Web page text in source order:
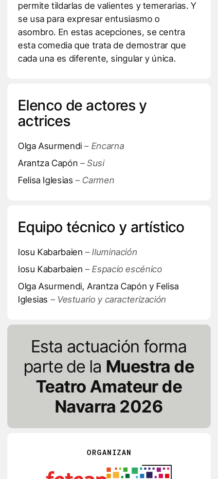
permite tildarlas de valientes y temerarias. Y
se usa para expresar entusiasmo o
asombro. En estas acepciones, se centra
esta comedia que trata de demostrar que
cada una es diferente, singular y única.
Elenco de actores y
actrices
Olga Asurmendi – Encarna
Arantza Capón – Susi
Felisa Iglesias – Carmen
Equipo técnico y artístico
Iosu Kabarbaien – Iluminación
Iosu Kabarbaien – Espacio escénico
Olga Asurmendi, Arantza Capón y Felisa
Iglesias – Vestuario y caracterización
Esta actuación forma
parte de la Muestra de
Teatro Amateur de
Navarra 2026
ORGANIZAN